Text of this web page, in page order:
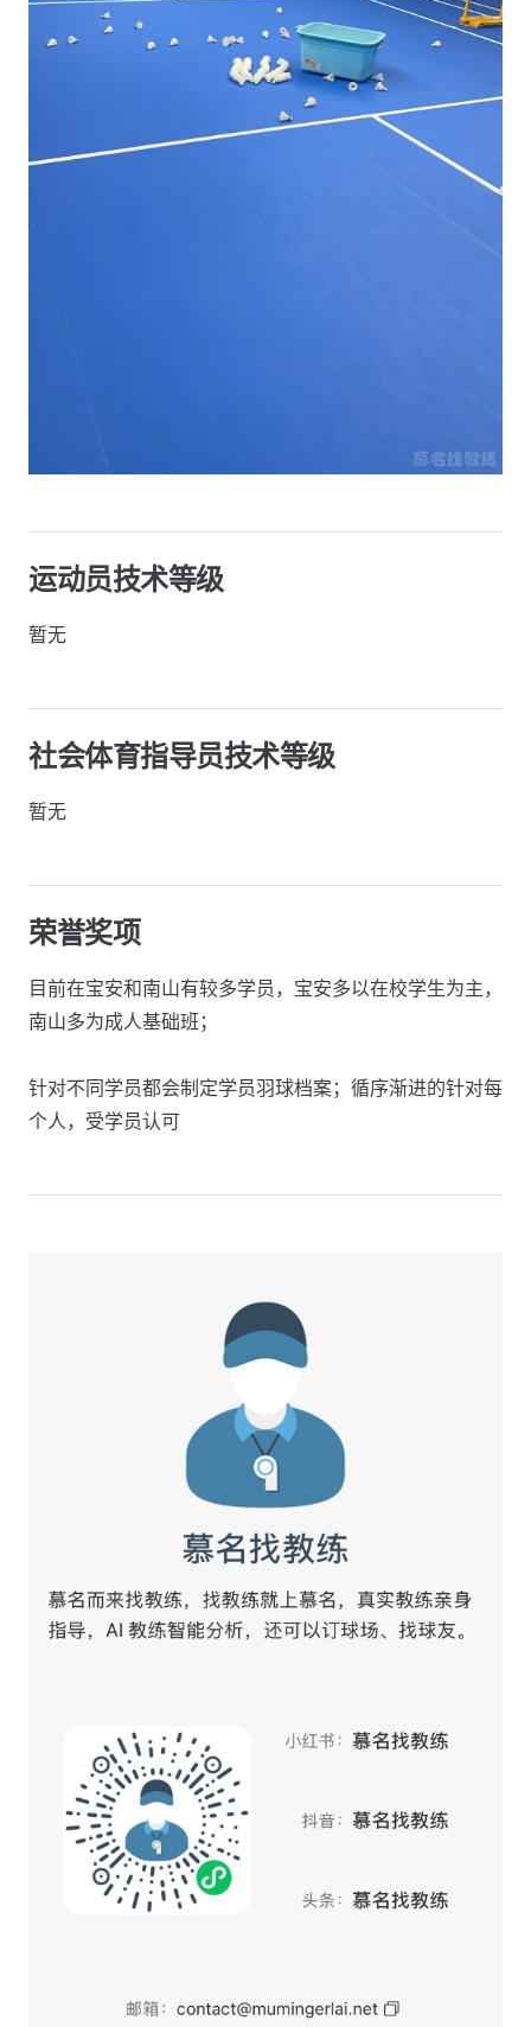
运动员技术等级
暂无
社会体育指导员技术等级
暂无
荣誉奖项
目前在宝安和南山有较多学员，宝安多以在校学生为主，
南山多为成人基础班；
针对不同学员都会制定学员羽球档案；循序渐进的针对每
个人，受学员认可